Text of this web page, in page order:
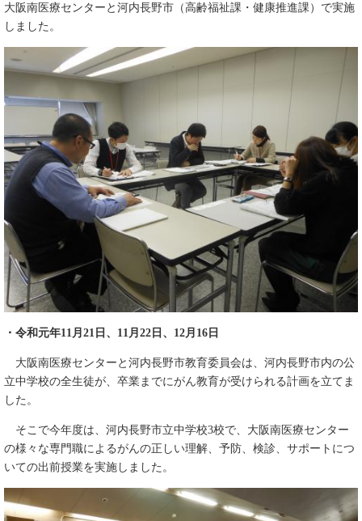
大阪南医療センターと河内長野市（高齢福祉課・健康推進課）で実施
しました。
・令和元年11月21 日、11月22 日、12月16 日
大阪南医療センターと河内長野市教育委員会は、河内長野市内の公
立中学校の全生徒が、卒業までにがん教育が受けられる計画を立てま
した。
そこで今年度は、河内長野市立中学校3校で、大阪南医療センター
の様々な専門職によるがんの正しい理解、予防、検診、サポートにつ
いての出前授業を実施しました。